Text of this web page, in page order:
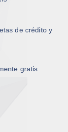
de crédito y
gratis